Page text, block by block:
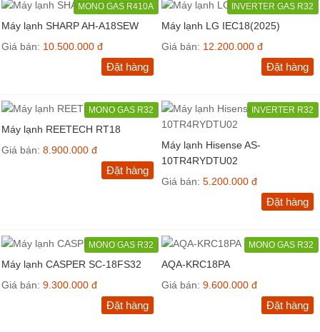
MONO GAS R410A
Máy lạnh SHARP AH-A18SEW
Giá bán: 10.500.000 đ
Đặt hàng
INVERTER GAS R32
Máy lạnh LG IEC18(2025)
Giá bán: 12.200.000 đ
Đặt hàng
MONO GAS R32
Máy lạnh REETECH RT18
Giá bán: 8.900.000 đ
Đặt hàng
INVERTER R32
Máy lạnh Hisense AS-
10TR4RYDTU02
Giá bán: 5.200.000 đ
Đặt hàng
MONO GAS R32
Máy lạnh CASPER SC-18FS32
Giá bán: 9.300.000 đ
Đặt hàng
MONO GAS R32
AQA-KRC18PA
Giá bán: 9.600.000 đ
Đặt hàng